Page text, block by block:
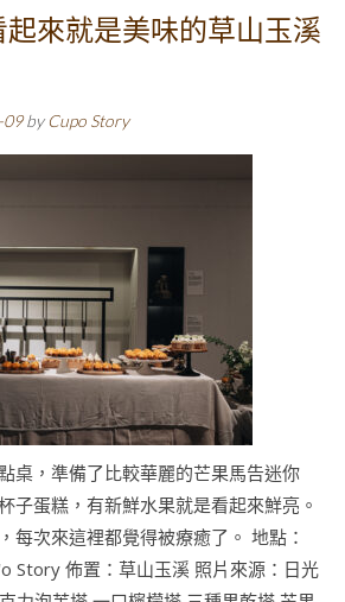
來就是美味的草山玉溪
09by Cupo Story
桌，準備了比較華麗的芒果馬告迷你
子蛋糕，有新鮮水果就是看起來鮮亮。
每次來這裡都覺得被療癒了。 地點：
Story 佈置：草山玉溪 照片來源：日光